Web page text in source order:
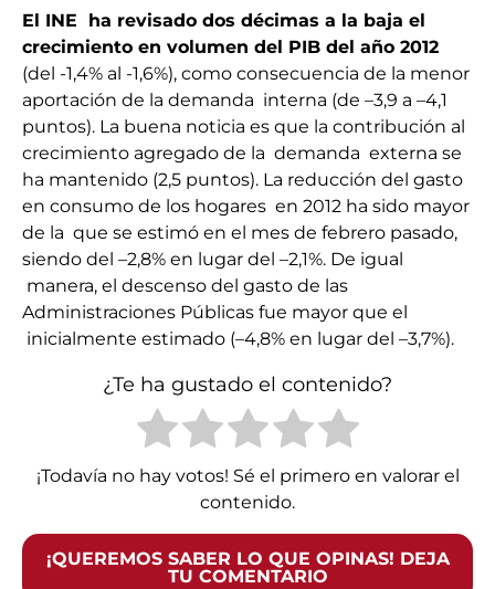
El INE ha revisado dos décimas a la baja el
crecimiento en volumen del PIB del año 2012
(del -1,4% al -1,6%), como consecuencia de la menor
aportación de la demanda interna (de –3,9 a –4,1
puntos). La buena noticia es que la contribución al
crecimiento agregado de la demanda externa se
ha mantenido (2,5 puntos). La reducción del gasto
en consumo de los hogares en 2012 ha sido mayor
de la que se estimó en el mes de febrero pasado,
siendo del –2,8% en lugar del –2,1%. De igual
manera, el descenso del gasto de las
Administraciones Públicas fue mayor que el
inicialmente estimado (–4,8% en lugar del –3,7%).
¿Te ha gustado el contenido?
¡Todavía no hay votos! Sé el primero en valorar el
contenido.
¡QUEREMOS SABER LO QUE OPINAS! DEJA
TU COMENTARIO